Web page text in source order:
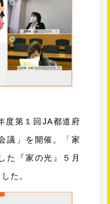
度第１回JA都道府
議」を開催。「家
た『家の光』５月
た。